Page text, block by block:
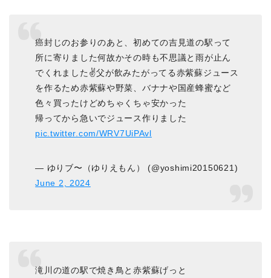
癌封じのお参りのあと、初めての吉見道の駅って
所に寄りました何故かその時も不思議と雨が止ん
でくれました✌️父が飲みたがってる赤紫蘇ジュース
を作るため赤紫蘇や野菜、バナナや国産蜂蜜など
色々買ったけどめちゃくちゃ安かった
帰ってから急いでジュース作りました
pic.twitter.com/WRV7UiPAvl
— ゆりブ〜（ゆりえもん） (@yoshimi20150621)
June 2, 2024
滝川の道の駅で焼き鳥と赤紫蘇げっと